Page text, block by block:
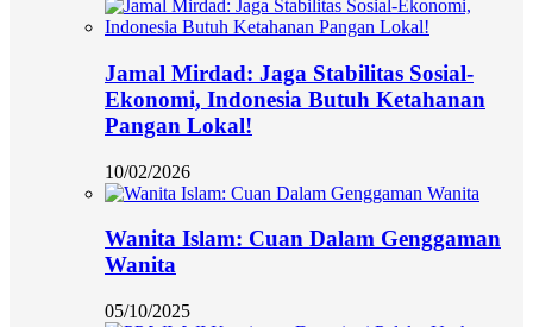
Jamal Mirdad: Jaga Stabilitas Sosial-
Ekonomi, Indonesia Butuh Ketahanan
Pangan Lokal!
10/02/2026
Wanita Islam: Cuan Dalam Genggaman
Wanita
05/10/2025